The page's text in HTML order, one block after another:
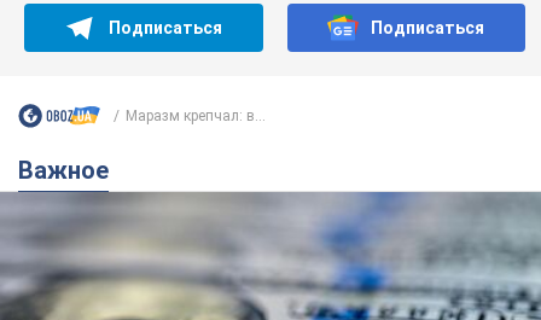
Банки "готовятся" к новому курсу доллара:
украинцам рассказали, чего ожидать в
ближайшие дни